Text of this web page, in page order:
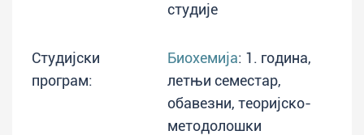
студије
Студијски
програм:
Биохемија: 1. година,
летњи семестар,
обавезни, теоријско-
методолошки